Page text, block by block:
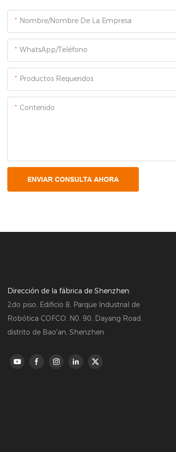
Nombre/Nombre De La Empresa
WhatsApp/Teléfono
Productos Requeridos
Contenido
ENVIAR CONSULTA AHORA
Dirección de la fábrica de Shenzhen:
2do piso, Edificio 8, Parque Industrial de
Robótica COFCO, N0. 90, Dayang Road,
distrito de Bao'an, Shenzhen